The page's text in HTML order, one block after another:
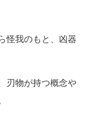
怪我のもと、凶器
刃物が持つ概念や